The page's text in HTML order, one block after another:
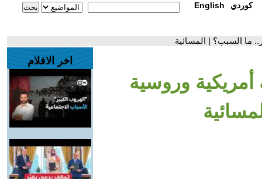
English كوردي
ما السبب؟ | المسائية
وروسية
اخر الافلام